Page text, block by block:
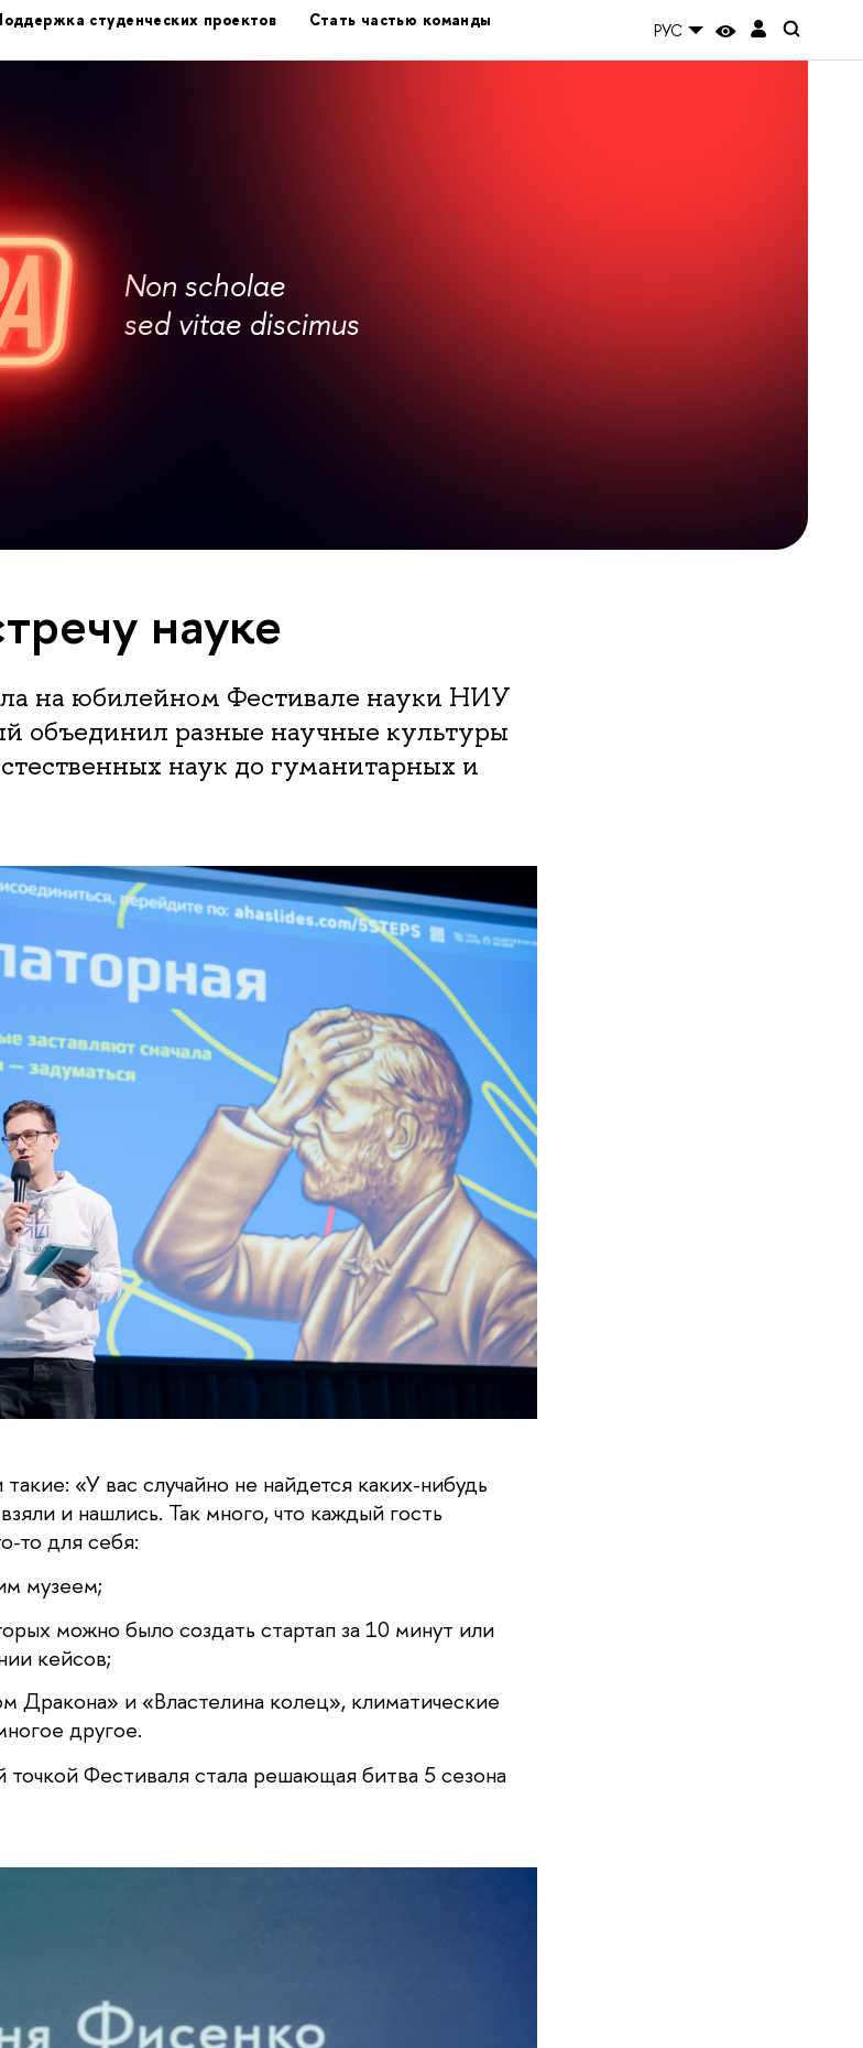
студенческих проектов
Стать частью команды
РУС
Non scholae
sed vitae discimus
науке
на юбилейном Фестивале науки НИУ
объединил разные научные культуры
наук до гуманитарных и
«У вас случайно не найдется каких-нибудь
и нашлись. Так много, что каждый гость
то для себя:
музеем;
можно было создать стартап за 10 минут или
кейсов;
Дракона» и «Властелина колец», климатические
другое.
Фестиваля стала решающая битва 5 сезона